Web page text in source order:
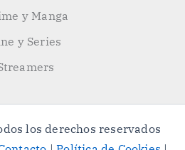
y Manga
y Series
los derechos reservados